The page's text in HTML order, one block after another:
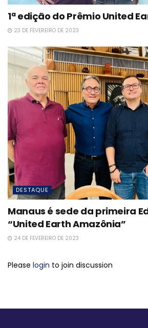
1ª edição do Prêmio United
23 DE FEVEREIRO DE 2023
DESTAQUE
Manaus é sede da primeira
“United Earth Amazônia”
24 DE FEVEREIRO DE 2023
Please login to join discussion